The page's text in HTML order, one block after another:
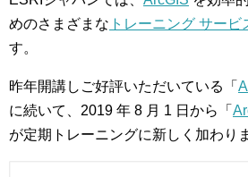
めのさまざまな トレーニング サービ
す。
昨年開講しご好評いただいている「
に続いて、2019 年 8 月 1 日から「
が定期トレーニングに新しく加わり